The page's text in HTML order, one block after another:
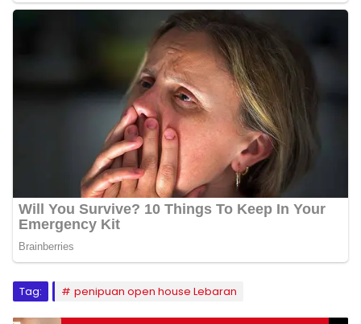
Tag: penipuan open house Lebaran